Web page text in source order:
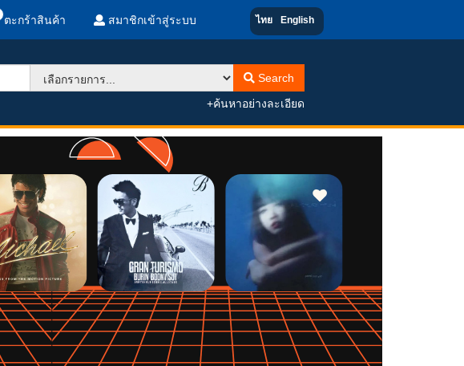
ตะกร้าสินค้า สมาชิกเข้าสู่ระบบ ไทย English
Search
+ค้นหาอย่างละเอียด